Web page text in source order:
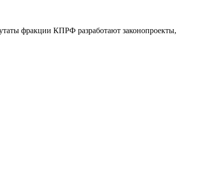
фракции КПРФ разработают законопроекты,